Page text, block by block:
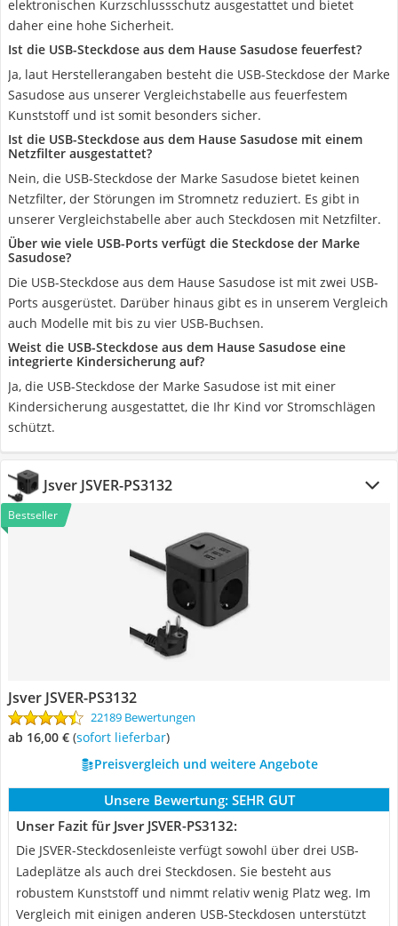
elektronischen Kurzschlussschutz ausgestattet und bietet
daher eine hohe Sicherheit.
Ist die USB-Steckdose aus dem Hause Sasudose feuerfest?
Ja, laut Herstellerangaben besteht die USB-Steckdose der Marke
Sasudose aus unserer Vergleichstabelle aus feuerfestem
Kunststoff und ist somit besonders sicher.
Ist die USB-Steckdose aus dem Hause Sasudose mit einem
Netzfilter ausgestattet?
Nein, die USB-Steckdose der Marke Sasudose bietet keinen
Netzfilter, der Störungen im Stromnetz reduziert. Es gibt in
unserer Vergleichstabelle aber auch Steckdosen mit Netzfilter.
Über wie viele USB-Ports verfügt die Steckdose der Marke
Sasudose?
Die USB-Steckdose aus dem Hause Sasudose ist mit zwei USB-
Ports ausgerüstet. Darüber hinaus gibt es in unserem Vergleich
auch Modelle mit bis zu vier USB-Buchsen.
Weist die USB-Steckdose aus dem Hause Sasudose eine
integrierte Kindersicherung auf?
Ja, die USB-Steckdose der Marke Sasudose ist mit einer
Kindersicherung ausgestattet, die Ihr Kind vor Stromschlägen
schützt.
Jsver JSVER-PS3132
Bestseller
Jsver JSVER-PS3132
22189 Bewertungen
ab 16,00 € ( Sofort lieferbar)
Preisvergleich und weitere Angebote
Unsere Bewertung: SEHR GUT
Unser Fazit für Jsver JSVER-PS3132:
Die JSVER-Steckdosenleiste verfügt sowohl über drei USB-
Ladeplätze als auch drei Steckdosen. Sie besteht aus
robustem Kunststoff und nimmt relativ wenig Platz weg. Im
Vergleich mit einigen anderen USB-Steckdosen unterstützt